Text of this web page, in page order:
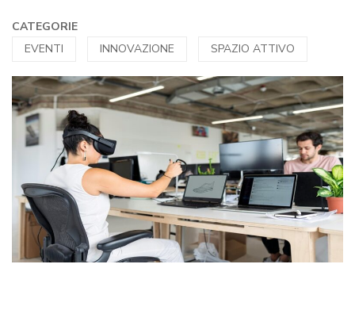
CATEGORIE
EVENTI
INNOVAZIONE SPAZIO ATTIVO